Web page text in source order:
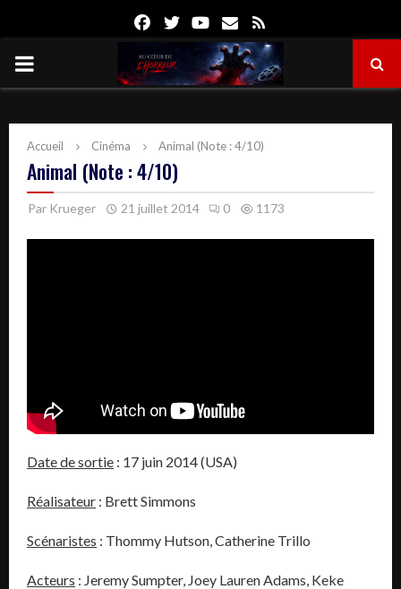
FacebookTwitterYoutube
Email
PRIMARY
Accueil Cinéma Animal (Note : 4/10)
Animal (Note : 4/10)
Par Krueger 21 juillet 2014 0 1173
Date de sortie : 17 juin 2014 (USA)
Réalisateur : Brett Simmons
Scénaristes : Thommy Hutson, Catherine Trillo
Acteurs : Jeremy Sumpter, Joey Lauren Adams, Keke